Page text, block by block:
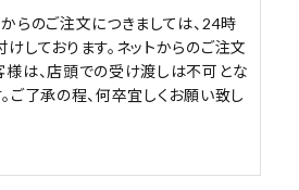
からのご注文につきましては、24時
けしております。ネットからのご注文
様は、店頭での受け渡しは不可とな
。ご了承の程、何卒宜しくお願い致し